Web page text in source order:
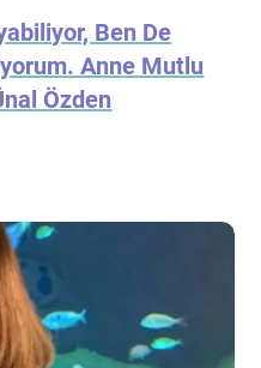
Ben De
Anne Mutlu
Özden